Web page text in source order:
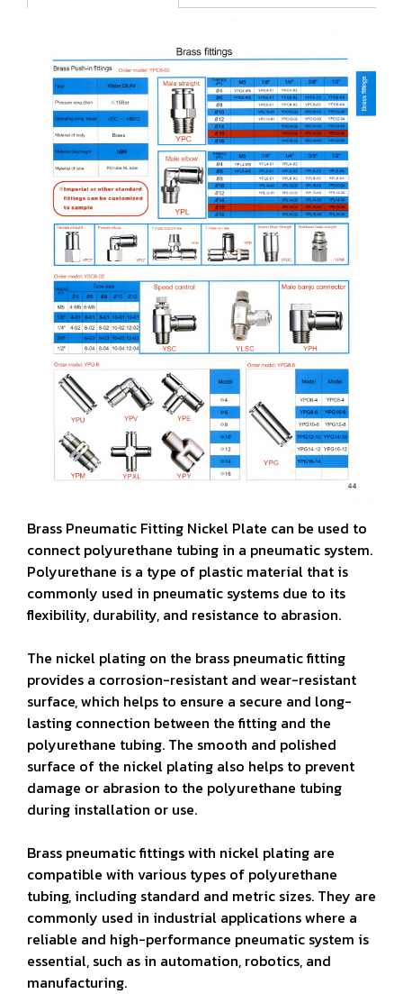
Brass Pneumatic Fitting Nickel Plate can be used to
connect polyurethane tubing in a pneumatic system.
Polyurethane is a type of plastic material that is
commonly used in pneumatic systems due to its
flexibility, durability, and resistance to abrasion.
The nickel plating on the brass pneumatic fitting
provides a corrosion-resistant and wear-resistant
surface, which helps to ensure a secure and long-
lasting connection between the fitting and the
polyurethane tubing. The smooth and polished
surface of the nickel plating also helps to prevent
damage or abrasion to the polyurethane tubing
during installation or use.
Brass pneumatic fittings with nickel plating are
compatible with various types of polyurethane
tubing, including standard and metric sizes. They are
commonly used in industrial applications where a
reliable and high-performance pneumatic system is
essential, such as in automation, robotics, and
manufacturing.